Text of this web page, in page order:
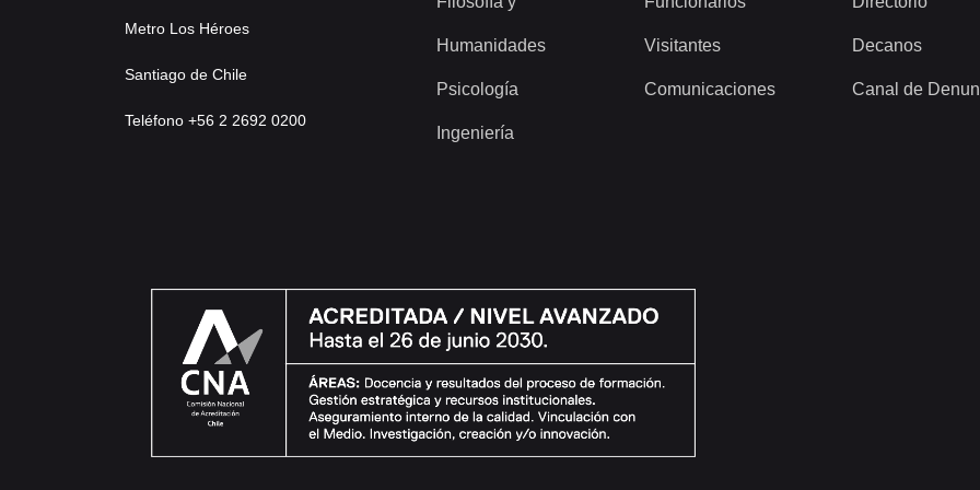
Metro Los Héroes
Santiago de Chile
Teléfono +56 2 2692 0200
Humanidades
Psicología
Ingeniería
Visitantes
Comunicaciones
Decanos
Canal de